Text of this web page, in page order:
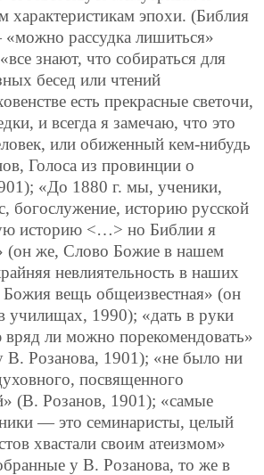
характеристикам эпохи. (Библия
«можно рассудка лишиться»
знают, что собираться для
бесед или чтений
есть прекрасные светочи,
и всегда я замечаю, что это
или обиженный кем-нибудь
Голоса из провинции о
«До 1880 г. мы, ученики,
богослужение, историю русской
историю <…> но Библии я
(он же, Слово Божие в нашем
невлиятельность в наших
вещь общеизвестная» (он
училищах, 1990); «дать в руки
ли можно порекомендовать»
Розанова, 1901); «не было ни
посвященного
(В. Розанов, 1901); «самые
— это семинаристы, целый
хвастали своим атеизмом»
у В. Розанова, то же в